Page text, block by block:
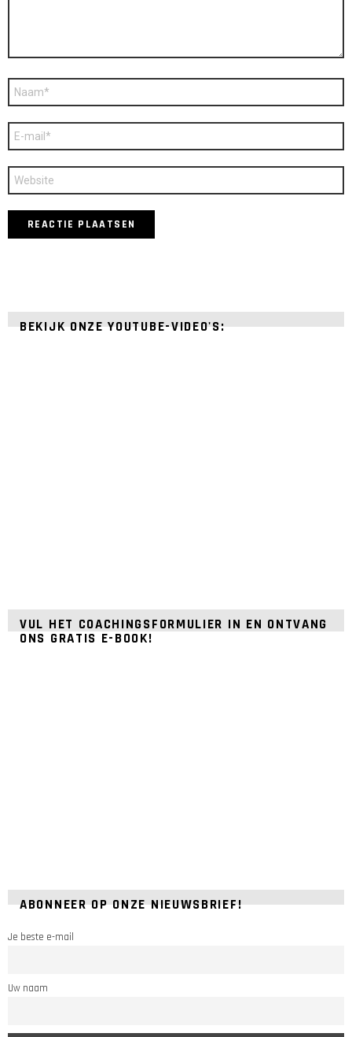
Naam
E-
mail
*
Site
BEKIJK ONZE YOUTUBE-VIDEO'S:
VUL HET COACHINGSFORMULIER IN EN ONTVANG
ONS GRATIS E-BOOK!
ABONNEER OP ONZE NIEUWSBRIEF!
Je beste e-mail
Uw naam